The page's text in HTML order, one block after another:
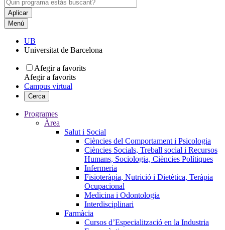
Menú
UB
Universitat de Barcelona
Afegir a favorits
Afegir a favorits
Campus virtual
Cerca
Programes
Àrea
Salut i Social
Ciències del Comportament i Psicologia
Ciències Socials, Treball social i Recursos
Humans, Sociologia, Ciències Polítiques
Infermeria
Fisioteràpia, Nutrició i Dietètica, Teràpia
Ocupacional
Medicina i Odontologia
Interdisciplinari
Farmàcia
Cursos d’Especialització en la Industria